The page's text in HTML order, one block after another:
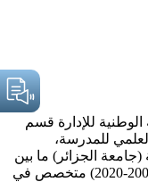
حائز على درجة الماجيستر في العلاقات الدولية في سنة 1995، ودبلوم المدرسة الوطنية للإدارة قسم
العليا للعلوم السياسية( الجزائر) منذ يناير 2016، رئيس المجلس العلمي للمدرسة،
الجزائر) ما بين
2013-2016. متخصص في الدراسات الأمنية الدولية، في منطقة المغرب العربي-العلاقات الأوروبية-المغاربية ومنطقة الساحل الأفريقي، محلل سياسي بالإذاعة الجزائرية الدولية ( 2007-2020) متخصص في